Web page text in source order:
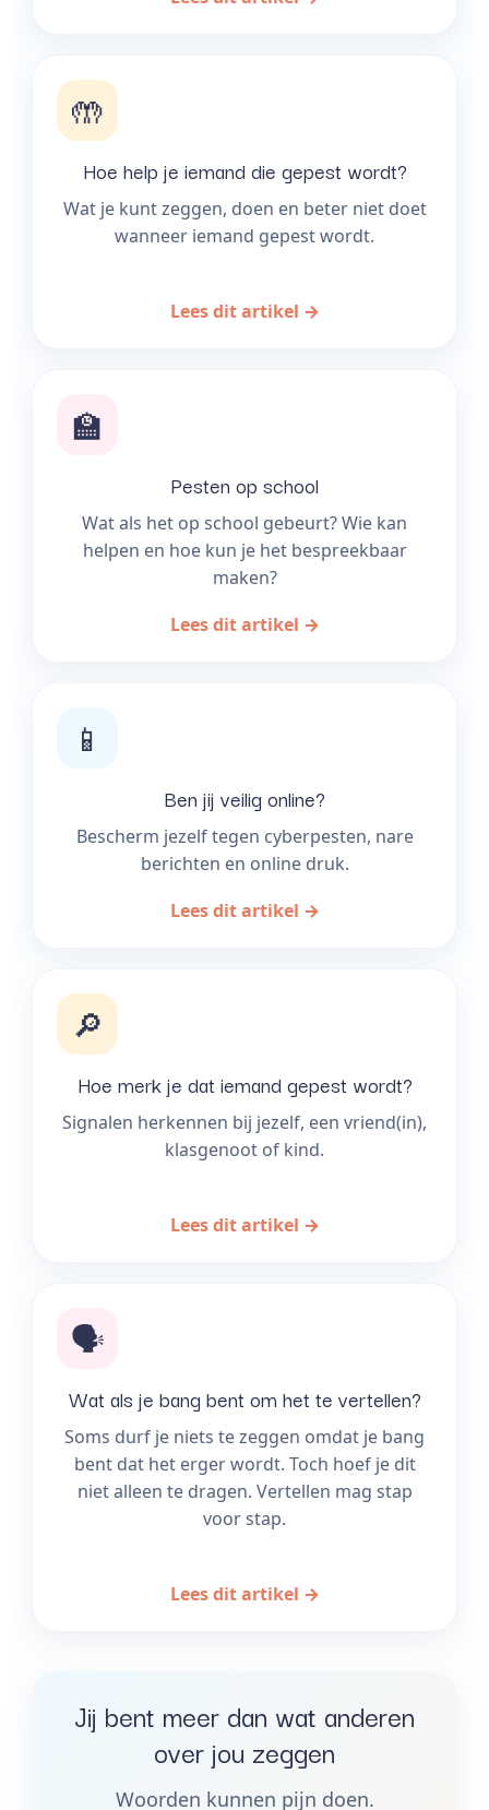
🤲
Hoe help je iemand die gepest wordt?
Wat je kunt zeggen, doen en beter niet doet
wanneer iemand gepest wordt.
Lees dit artikel →
🏫
Pesten op school
Wat als het op school gebeurt? Wie kan
helpen en hoe kun je het bespreekbaar
maken?
Lees dit artikel →
📱
Ben jij veilig online?
Bescherm jezelf tegen cyberpesten, nare
berichten en online druk.
Lees dit artikel →
🔎
Hoe merk je dat iemand gepest wordt?
Signalen herkennen bij jezelf, een vriend(in),
klasgenoot of kind.
Lees dit artikel →
🗣️
Wat als je bang bent om het te vertellen?
Soms durf je niets te zeggen omdat je bang
bent dat het erger wordt. Toch hoef je dit
niet alleen te dragen. Vertellen mag stap
voor stap.
Lees dit artikel →
Jij bent meer dan wat anderen
over jou zeggen
Woorden kunnen pijn doen.